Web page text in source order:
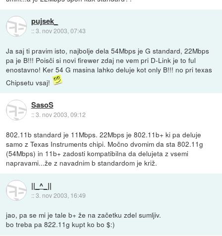
pujsek_
::3. nov 2003, 07:43
Ja saj ti pravim isto, najbolje dela 54Mbps je G standard, 22Mbps
pa je B!!! Poisči si novi firewer zdaj ne vem pri D-Link je to ful
enostavno! Ker 54 G masina lahko deluje kot only B!!! no pri texas
Chipsetu vsaj!
SasoS
::3. nov 2003, 09:12
802.11b standard je 11Mbps. 22Mbps je 802.11b+ ki pa deluje
samo z Texas Instruments chipi. Močno dvomim da sta 802.11g
(54Mbps) in 11b+ zadosti kompatibilna da delujeta z vsemi
napravami...že z navadnim b standardom je križ.
||_^_||
::3. nov 2003, 16:49
jao, pa se mi je tale b+ že na začetku zdel sumljiv.
bo treba pa 822.11g kupt ko bo $:)